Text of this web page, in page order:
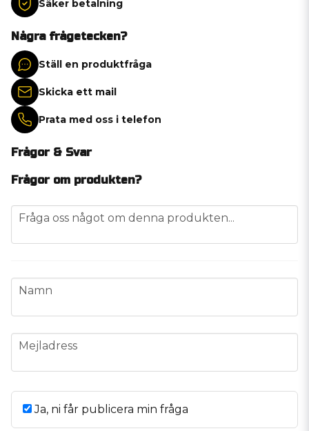
Säker betalning
Några frågetecken?
Ställ en produktfråga
Skicka ett mail
Prata med oss i telefon
Frågor & Svar
Frågor om produkten?
question
Fråga oss något om denna produkten...
name
Namn
email
Mejladress
Ja, ni får publicera min fråga